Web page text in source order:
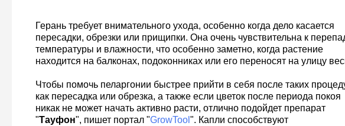
Герань требует внимательного ухода, особенно когда дело касается
пересадки, обрезки или прищипки. Она очень чувствительна к
температуры и влажности, что особенно заметно, когда растение
находится на балконах, подоконниках или его переносят на улицу
Чтобы помочь пеларгонии быстрее прийти в себя после таких
как пересадка или обрезка, а также если цветок после периода покоя
никак не может начать активно расти, отлично подойдет препарат
"Тауфон", пишет портал "GrowTool ". Капли способствуют